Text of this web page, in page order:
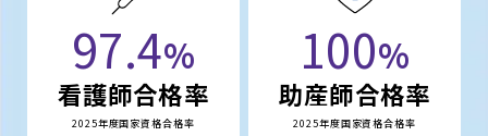
97.4%
看護師合格率
2025年度国家資格合格率
100%
助産師合格率
2025年度国家資格合格率